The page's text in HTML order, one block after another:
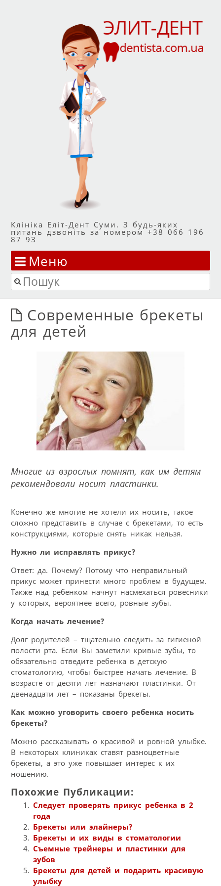
Клініка Еліт-Дент Суми. З будь-яких
питань дзвоніть за номером +38 066 196
87 93
Меню
Перейти до змісту
Пошук
Современные брекеты
для детей
Многие из взрослых помнят, как им детям
рекомендовали носит пластинки.
Конечно же многие не хотели их носить, такое
сложно представить в случае с брекетами, то есть
конструкциями, которые снять никак нельзя.
Нужно ли исправлять прикус?
Ответ: да. Почему? Потому что неправильный
прикус может принести много проблем в будущем.
Также над ребенком начнут насмехаться ровесники
у которых, вероятнее всего, ровные зубы.
Когда начать лечение?
Долг родителей – тщательно следить за гигиеной
полости рта. Если Вы заметили кривые зубы, то
обязательно отведите ребенка в детскую
стоматологию, чтобы быстрее начать лечение. В
возрасте от десяти лет назначают пластинки. От
двенадцати лет – показаны брекеты.
Как можно уговорить своего ребенка носить
брекеты?
Можно рассказывать о красивой и ровной улыбке.
В некоторых клиниках ставят разноцветные
брекеты, а это уже повышает интерес к их
ношению.
Похожие Публикации:
Следует проверять прикус ребенка в 2
года
Брекеты или элайнеры?
Брекеты и их виды в стоматологии
Съемные трейнеры и пластинки для
зубов
Брекеты для детей и подарить красивую
улыбку